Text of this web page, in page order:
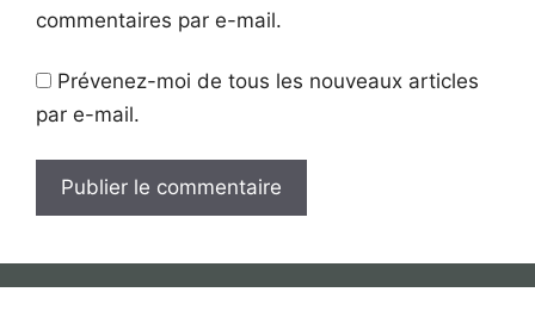
commentaires par e-mail.
Prévenez-moi de tous les nouveaux articles
par e-mail.